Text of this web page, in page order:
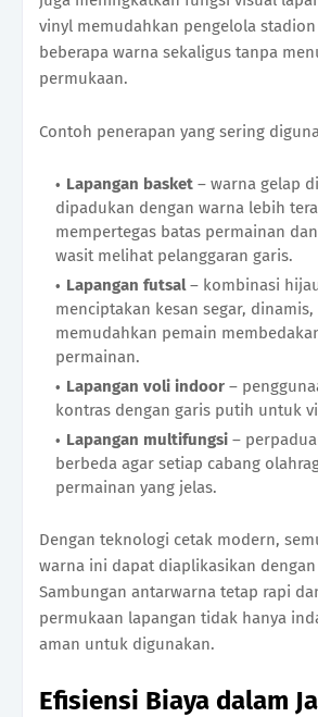
vinyl memudahkan pengelola
beberapa warna sekaligus tanpa
permukaan.
Contoh penerapan yang sering
Lapangan basket – warna gelap
dipadukan dengan warna lebih
mempertegas batas permainan
wasit melihat pelanggaran garis.
Lapangan futsal– kombinasi
menciptakan kesan segar, dinamis,
memudahkan pemain
permainan.
Lapangan voli indoor –
kontras dengan garis putih untuk
Lapangan multifungsi –
berbeda agar setiap cabang
permainan yang jelas.
Dengan teknologi cetak modern,
warna ini dapat diaplikasikan
Sambungan antarwarna tetap rapi
permukaan lapangan tidak hanya
aman untuk digunakan.
Efisiensi Biaya dalam